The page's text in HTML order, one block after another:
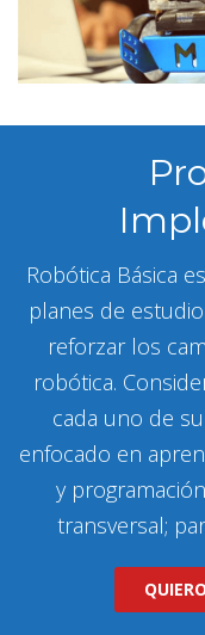
Robótica Básica
planes de
reforzar los
robótica.
cada uno de
enfocado en
y
transversal;